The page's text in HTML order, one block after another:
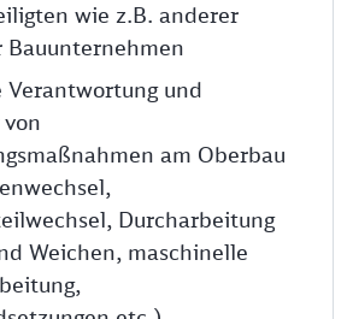
wie z.B. anderer
Bauunternehmen
Verantwortung und
am Oberbau
Durcharbeitung
Weichen, maschinelle